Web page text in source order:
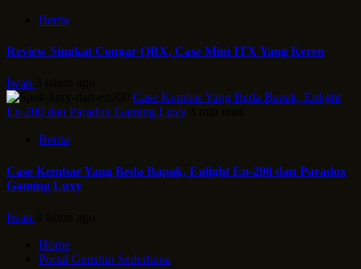
Berita
Review Singkat Cougar QBX, Case Mini ITX Yang Keren
Iwan
Case Kembar Yang Beda Bapak, Enlight
En-200 dan Paradox Gaming Luxy
Berita
Case Kembar Yang Beda Bapak, Enlight En-200 dan Paradox
Gaming Luxy
Iwan
Home
Portal Genshin Sederhana